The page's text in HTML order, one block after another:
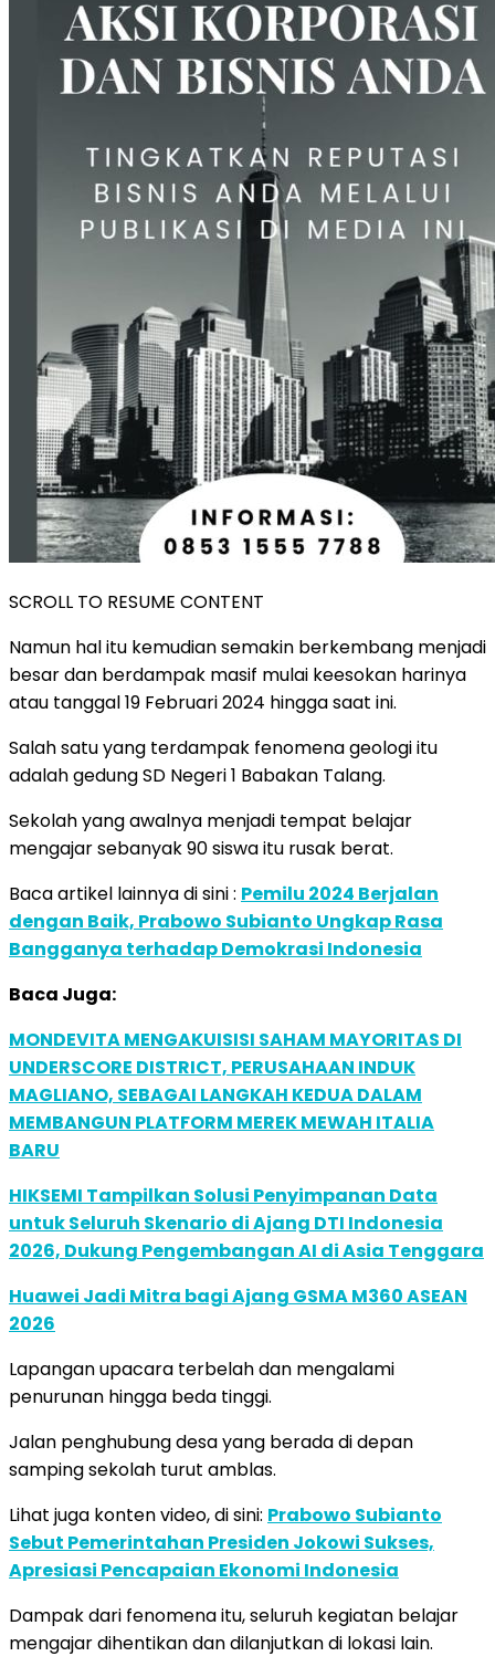
SCROLL TO RESUME CONTENT
Namun hal itu kemudian semakin berkembang menjadi
besar dan berdampak masif mulai keesokan harinya
atau tanggal 19 Februari 2024 hingga saat ini.
Salah satu yang terdampak fenomena geologi itu
adalah gedung SD Negeri 1 Babakan Talang.
Sekolah yang awalnya menjadi tempat belajar
mengajar sebanyak 90 siswa itu rusak berat.
Baca artikel lainnya di sini : Pemilu 2024 Berjalan
dengan Baik, Prabowo Subianto Ungkap Rasa
Bangganya terhadap Demokrasi Indonesia
Baca Juga:
MONDEVITA MENGAKUISISI SAHAM MAYORITAS DI
UNDERSCORE DISTRICT, PERUSAHAAN INDUK
MAGLIANO, SEBAGAI LANGKAH KEDUA DALAM
MEMBANGUN PLATFORM MEREK MEWAH ITALIA
BARU
HIKSEMI Tampilkan Solusi Penyimpanan Data
untuk Seluruh Skenario di Ajang DTI Indonesia
2026, Dukung Pengembangan AI di Asia Tenggara
Huawei Jadi Mitra bagi Ajang GSMA M360 ASEAN
2026
Lapangan upacara terbelah dan mengalami
penurunan hingga beda tinggi.
Jalan penghubung desa yang berada di depan
samping sekolah turut amblas.
Lihat juga konten video, di sini: Prabowo Subianto
Sebut Pemerintahan Presiden Jokowi Sukses,
Apresiasi Pencapaian Ekonomi Indonesia
Dampak dari fenomena itu, seluruh kegiatan belajar
mengajar dihentikan dan dilanjutkan di lokasi lain.